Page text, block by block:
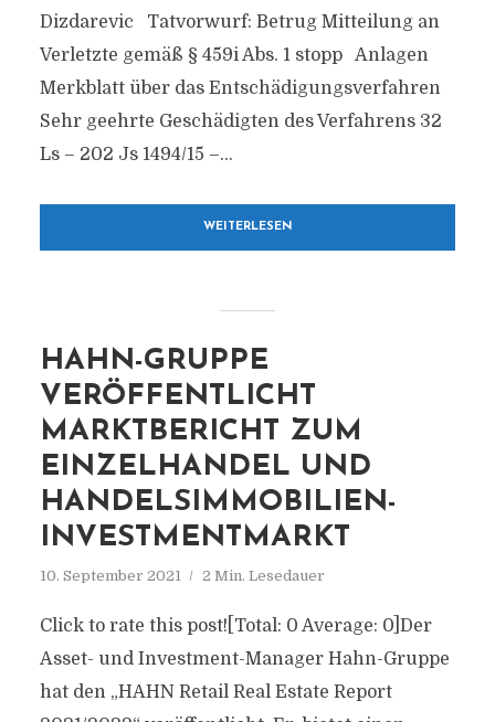
Dizdarevic Tatvorwurf: Betrug Mitteilung an
Verletzte gemäß § 459i Abs. 1 stopp Anlagen
Merkblatt über das Entschädigungsverfahren
Sehr geehrte Geschädigten des Verfahrens 32
Ls – 202 Js 1494/15 –...
WEITERLESEN
HAHN-GRUPPE
VERÖFFENTLICHT
MARKTBERICHT ZUM
EINZELHANDEL UND
HANDELSIMMOBILIEN-
INVESTMENTMARKT
10. September 2021 2 Min. Lesedauer
Click to rate this post![Total: 0 Average: 0]Der
Asset- und Investment-Manager Hahn-Gruppe
hat den „HAHN Retail Real Estate Report